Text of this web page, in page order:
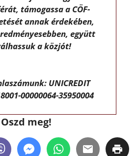
támogassa a CÖF-
annak érdekében,
együtt
a közjót!
UNICREDIT
00000064-35950004
Oszd meg!